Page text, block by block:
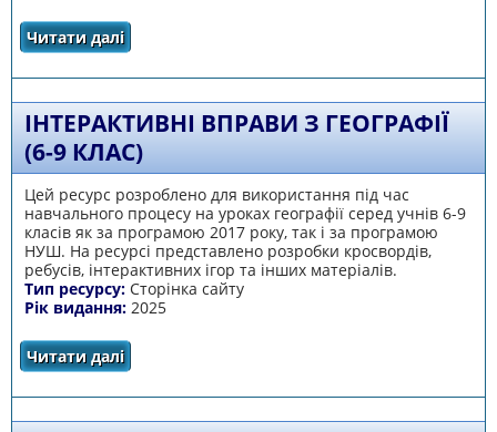
Читати даліпро Оболонки Землі
ІНТЕРАКТИВНІ ВПРАВИ З ГЕОГРАФІЇ
(6-9 КЛАС)
Цей ресурс розроблено для використання під час
навчального процесу на уроках географії серед учнів 6-9
класів як за програмою 2017 року, так і за програмою
НУШ. На ресурсі представлено розробки кросвордів,
ребусів, інтерактивних ігор та інших матеріалів.
Тип ресурсу: Сторінка сайту
Рік видання: 2025
Читати далі